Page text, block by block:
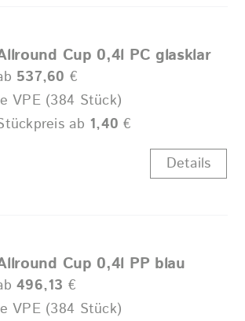
Cup 0,4l PC glasklar
537,60 €
VPE (384 Stück)
ab 1,40 €
Details
Cup 0,4l PP blau
496,13 €
VPE (384 Stück)